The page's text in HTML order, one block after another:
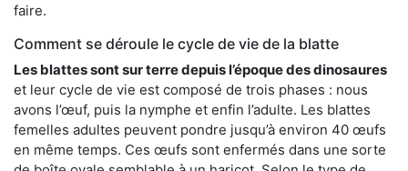
faire.
Comment se déroule le cycle de vie de la blatte
Les blattes sont sur terre depuis l’époque des dinosaures
et leur cycle de vie est composé de trois phases : nous
avons l’œuf, puis la nymphe et enfin l’adulte. Les blattes
femelles adultes peuvent pondre jusqu’à environ 40 œufs
en même temps. Ces œufs sont enfermés dans une sorte